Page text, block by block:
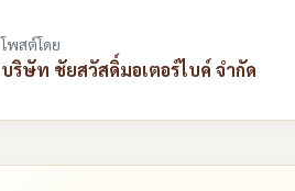
โพสต์โดย
บริษัท ชัยสวัสดิ์มอเตอร์ไบค์ จำกัด